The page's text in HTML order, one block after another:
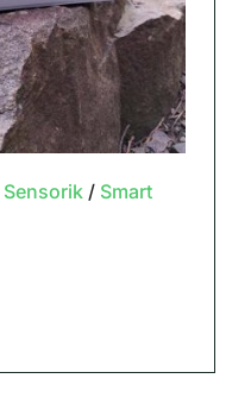
Sensorik/ Smart